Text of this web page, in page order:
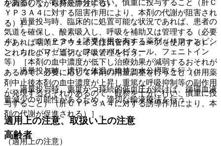
を調節しながら持続静注する）。
・ 過量投与時、臨床的に処置可能な状況であれば、患者の
気道を確保し、酸素吸入し、呼吸を補助又は管理する（必要
があれば咽頭エアウェイ又は気管内チューブを使用する）、
これらにより、適切な呼吸管理を行う。
・ 過量投与時、適切な体温の維持と水分摂取を行う。
・ 過量投与時、重度かつ持続的低血圧が続けば、循環血液
量減少の可能性があるため、適切な輸液療法を行う。
適用上の注意、取扱い上の注意
（適用上の注意）
があるので、観察を十分に行い、慎重に投与すること（肝Ｃ
ＹＰ３Ａ４に対する阻害作用により、本剤の代謝が阻害され
る）］。
４）． ＣＹＰ３Ａ４誘導作用を有する薬剤（リファンピシ
ン、カルバマゼピン、フェノバルビタール、フェニトイン
等）［本剤の血中濃度が低下し治療効果が減弱するおそれが
あるので、必要に応じて本剤の用量調整を行うこと（併用薬
剤中止後本剤の血中濃度が上昇し重篤な呼吸抑制等の副作用
が発現するおそれがあるので、観察を十分に行い、慎重に投
与すること）（肝ＣＹＰ３Ａ４に対する誘導作用により、本
剤の代謝が促進される）］。
高齢者